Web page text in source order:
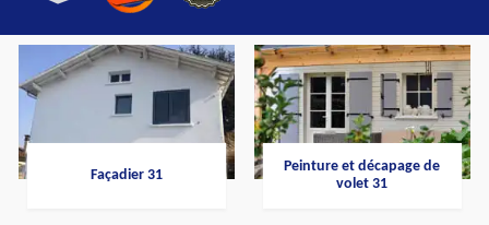
Façadier 31
Peinture et décapage de
volet 31